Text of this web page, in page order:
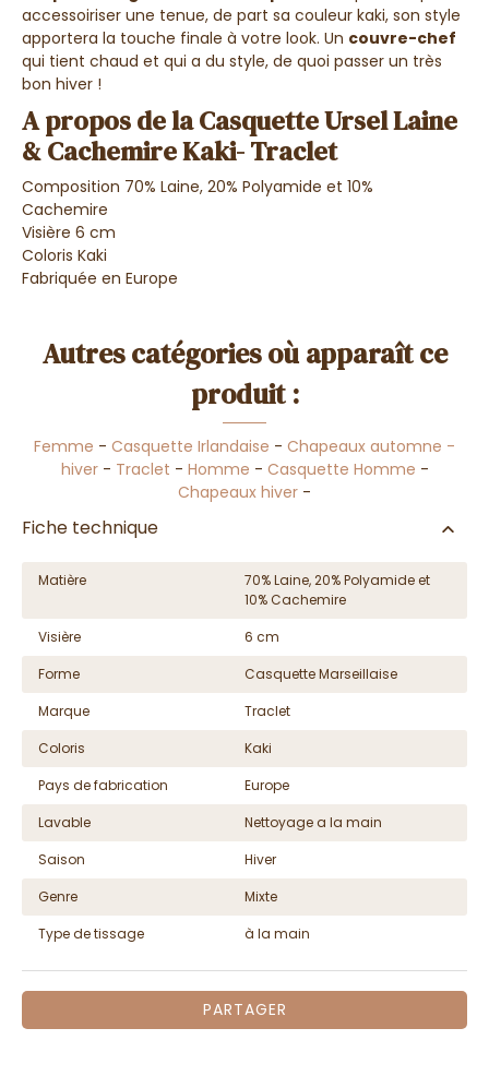
accessoiriser une tenue, de part sa couleur kaki, son style
apportera la touche finale à votre look. Un couvre-chef
qui tient chaud et qui a du style, de quoi passer un très
bon hiver !
A propos de la Casquette Ursel Laine
& Cachemire Kaki- Traclet
Composition 70% Laine, 20% Polyamide et 10%
Cachemire
Visière 6 cm
Coloris Kaki
Fabriquée en Europe
Autres catégories où apparaît ce
produit :
Femme - Casquette Irlandaise - Chapeaux automne -
hiver- Traclet - Homme - Casquette Homme -
Chapeaux hiver -
Fiche technique
Matière
70% Laine, 20% Polyamide et
10% Cachemire
Visière
6 cm
Forme
Casquette Marseillaise
Marque
Traclet
Coloris
Kaki
Pays de fabrication
Europe
Lavable
Nettoyage a la main
Saison
Hiver
Genre
Mixte
Type de tissage
à la main
PARTAGER